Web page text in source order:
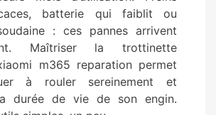
batterie qui faiblit ou
: ces pannes arrivent
Maîtriser la trottinette
m365 reparation permet
à rouler sereinement et
durée de vie de son engin.